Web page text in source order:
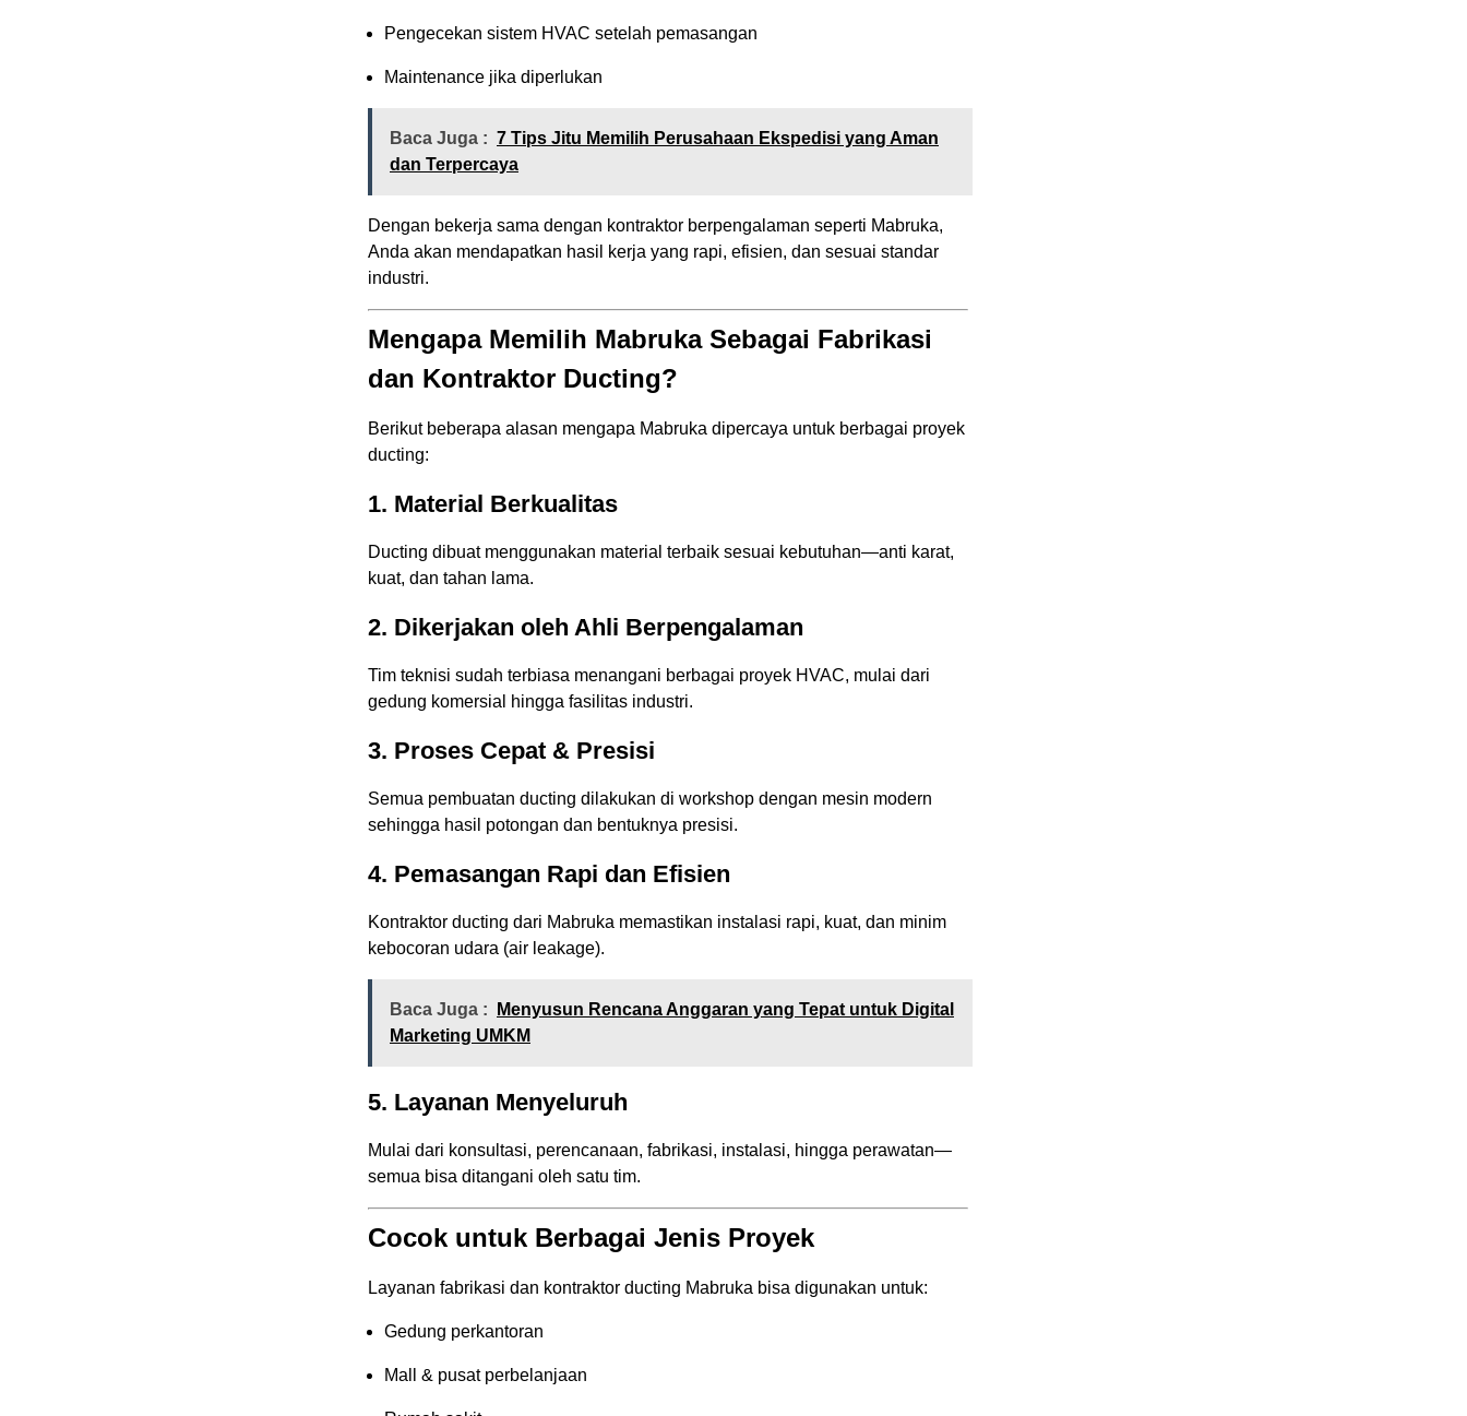
Pengecekan sistem HVAC setelah pemasangan
Maintenance jika diperlukan
Baca Juga : 7 Tips Jitu Memilih Perusahaan Ekspedisi yang Aman
dan Terpercaya
Dengan bekerja sama dengan kontraktor berpengalaman seperti Mabruka,
Anda akan mendapatkan hasil kerja yang rapi, efisien, dan sesuai standar
industri.
Mengapa Memilih Mabruka Sebagai Fabrikasi
dan Kontraktor Ducting?
Berikut beberapa alasan mengapa Mabruka dipercaya untuk berbagai proyek
ducting:
1. Material Berkualitas
Ducting dibuat menggunakan material terbaik sesuai kebutuhan—anti karat,
kuat, dan tahan lama.
2. Dikerjakan oleh Ahli Berpengalaman
Tim teknisi sudah terbiasa menangani berbagai proyek HVAC, mulai dari
gedung komersial hingga fasilitas industri.
3. Proses Cepat & Presisi
Semua pembuatan ducting dilakukan di workshop dengan mesin modern
sehingga hasil potongan dan bentuknya presisi.
4. Pemasangan Rapi dan Efisien
Kontraktor ducting dari Mabruka memastikan instalasi rapi, kuat, dan minim
kebocoran udara (air leakage).
Baca Juga :
Menyusun Rencana Anggaran yang Tepat untuk Digital
Marketing UMKM
5. Layanan Menyeluruh
Mulai dari konsultasi, perencanaan, fabrikasi, instalasi, hingga perawatan—
semua bisa ditangani oleh satu tim.
Cocok untuk Berbagai Jenis Proyek
Layanan fabrikasi dan kontraktor ducting Mabruka bisa digunakan untuk:
Gedung perkantoran
Mall & pusat perbelanjaan